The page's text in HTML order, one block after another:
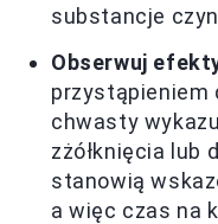
substancje
Obserwuj
przystąpieniem
chwasty
zżółknięcia lub
stanowią
a więc czas na